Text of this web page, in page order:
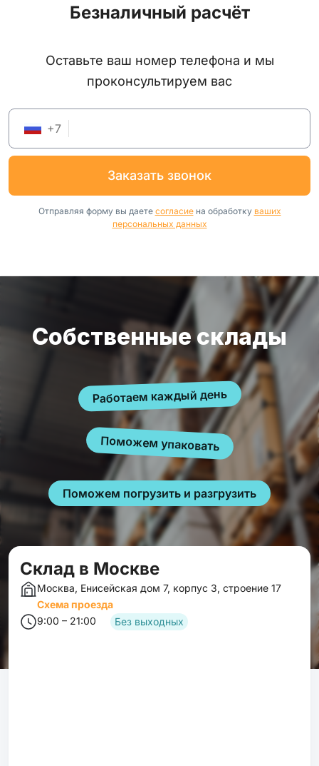
Безналичный расчёт
Оставьте ваш номер телефона и мы
проконсультируем вас
+7
заказать звонок
Отправляя форму вы даете согласиена обработку ваших
персональных данных
Собственные склады
Работаем каждый день
Поможем упаковать
Поможем погрузить и разгрузить
Cклад в Москве
Москва, Енисейская дом 7, корпус 3, строение 17
Схема проезда
9:00 – 21:00
Без выходных